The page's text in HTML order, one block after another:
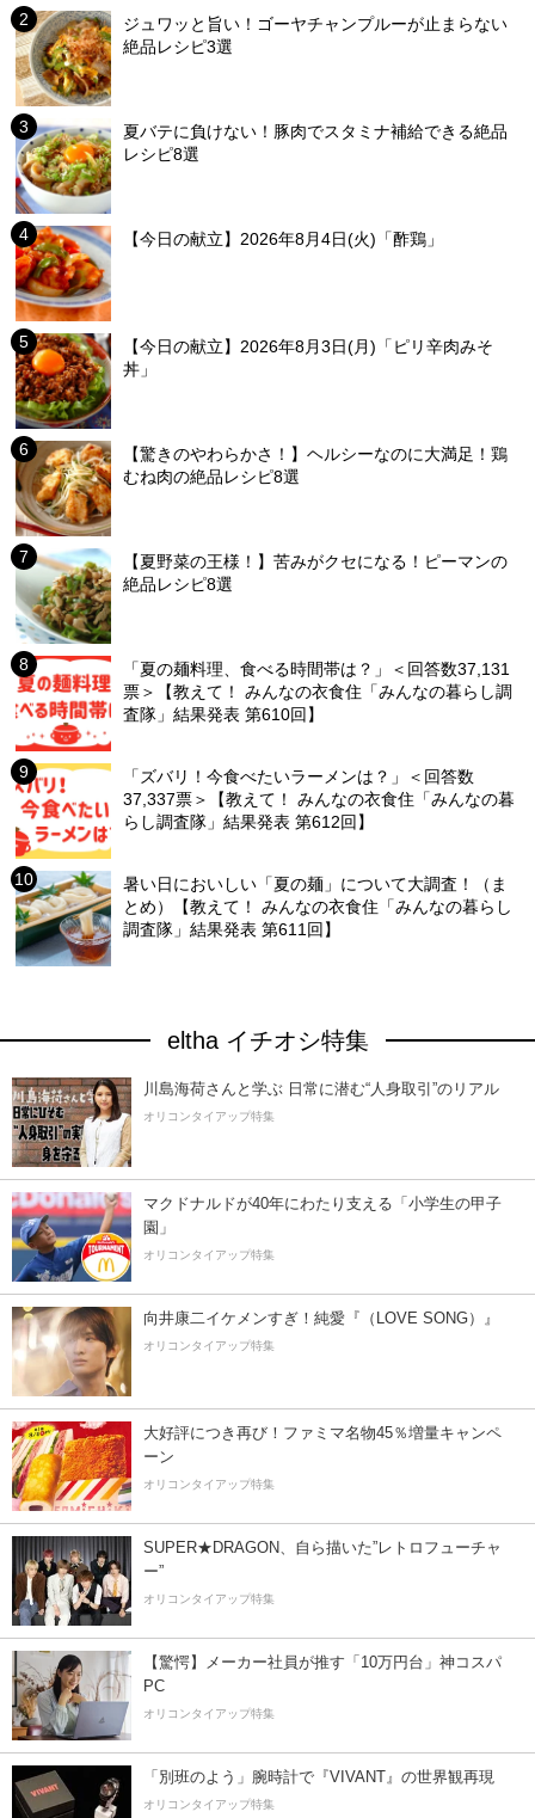
ジュワッと旨い！ゴーヤチャンプルーが止まらない
絶品レシピ3選
夏バテに負けない！豚肉でスタミナ補給できる絶品
レシピ8選
【今日の献立】2026年8月4日(火)「酢鶏」
【今日の献立】2026年8月3日(月)「ピリ辛肉みそ
丼」
【驚きのやわらかさ！】ヘルシーなのに大満足！鶏
むね肉の絶品レシピ8選
【夏野菜の王様！】苦みがクセになる！ピーマンの
絶品レシピ8選
「夏の麺料理、食べる時間帯は？」＜回答数37,131
票＞【教えて！ みんなの衣食住「みんなの暮らし調
査隊」結果発表 第610回】
「ズバリ！今食べたいラーメンは？」＜回答数
37,337票＞【教えて！ みんなの衣食住「みんなの暮
らし調査隊」結果発表 第612回】
暑い日においしい「夏の麺」について大調査！（ま
とめ）【教えて！ みんなの衣食住「みんなの暮らし
調査隊」結果発表 第611回】
eltha イチオシ特集
川島海荷さんと学ぶ 日常に潜む“人身取引”のリアル
オリコンタイアップ特集
マクドナルドが40年にわたり支える「小学生の甲子
園」
オリコンタイアップ特集
向井康二イケメンすぎ！純愛『（LOVE SONG）』
オリコンタイアップ特集
大好評につき再び！ファミマ名物45％増量キャンペ
ーン
オリコンタイアップ特集
SUPER★DRAGON、自ら描いた”レトロフューチャ
ー”
オリコンタイアップ特集
【驚愕】メーカー社員が推す「10万円台」神コスパ
PC
オリコンタイアップ特集
「別班のよう」腕時計で『VIVANT』の世界観再現
オリコンタイアップ特集